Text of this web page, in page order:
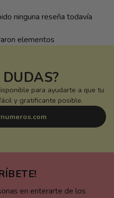
ninguna reseña todavía
elementos
DUDAS?
para ayudarte a que tu
y gratificante posible.
en enterarte de los